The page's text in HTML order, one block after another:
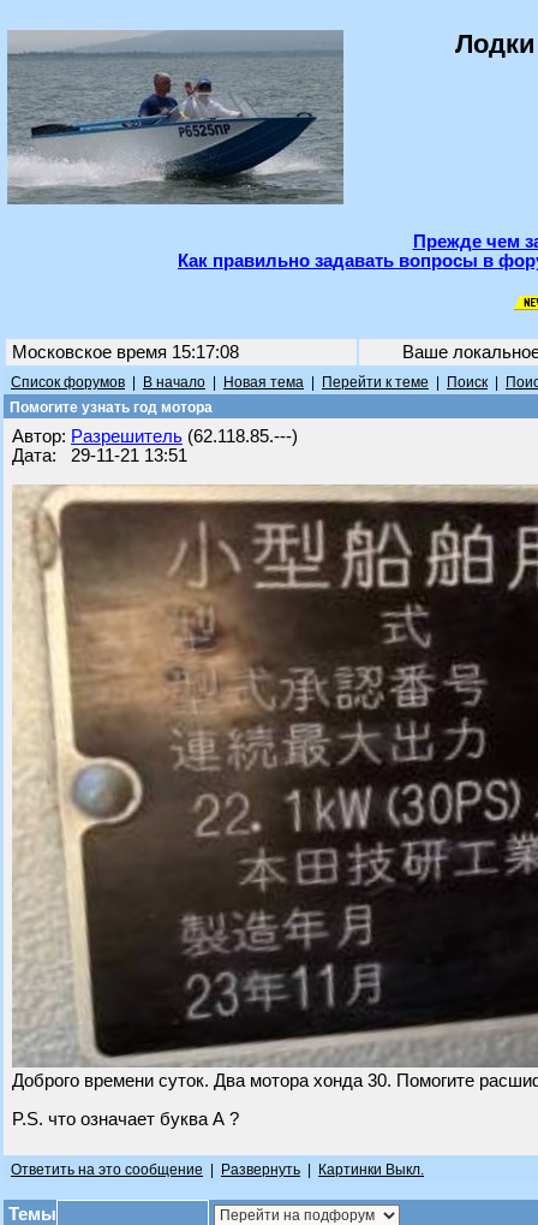
Прежде чем
Как правильно задавать вопросы в
Московское время 15:17:08 Ваше
Список форумов В начало Новая тема Перейти к теме Поиск
Помогите узнать год мотора
Автор: Разрешитель (62.118.85.---)
Дата: 29-11-21 13:51
Доброго времени суток. Два мотора хонда 30. Помогите
P.S. что означает буква А ?
Ответить на это сообщение Развернуть Картинки Выкл.
Темы